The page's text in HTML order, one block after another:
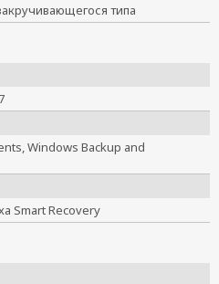
типа
Windows Backup and
Smart Recovery